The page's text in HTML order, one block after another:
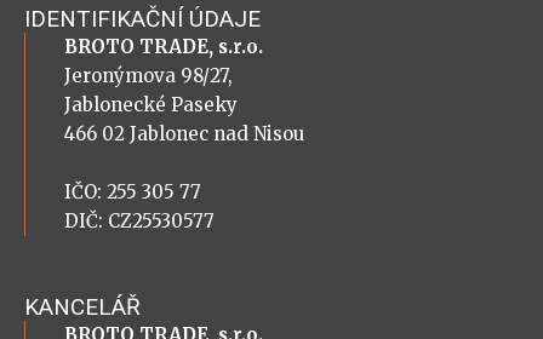
IDENTIFIKAČNÍ ÚDAJE
BROTO TRADE, s.r.o.
Jeronýmova 98/27,
Jablonecké Paseky
466 02 Jablonec nad Nisou
IČO: 255 305 77
DIČ: CZ25530577
KANCELÁŘ